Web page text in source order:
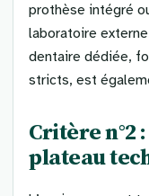
prothèse intégré
laboratoire
dentaire dédiée,
stricts, est
Critère n°2
plateau